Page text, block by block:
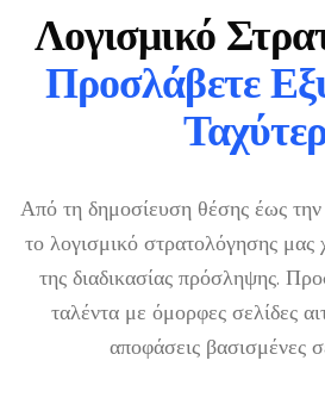
Λογισμικό
Προσλάβετε
Από τη δημοσίευση θέσης έως
το λογισμικό στρατολόγησης μας
της διαδικασίας πρόσληψης.
ταλέντα με όμορφες σελίδες
αποφάσεις βασισμένες